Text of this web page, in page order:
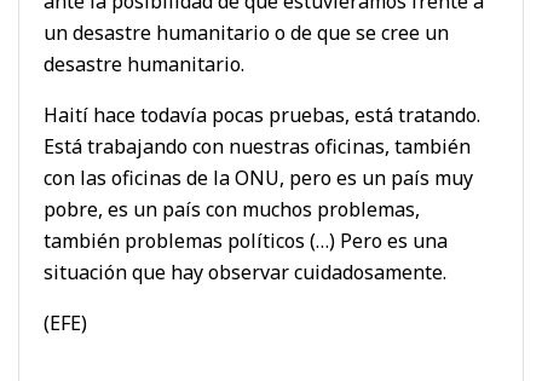
un desastre humanitario o de que se cree un
desastre humanitario.
Haití hace todavía pocas pruebas, está tratando.
Está trabajando con nuestras oficinas, también
con las oficinas de la ONU, pero es un país muy
pobre, es un país con muchos problemas,
también problemas políticos (…) Pero es una
situación que hay observar cuidadosamente.
(EFE)